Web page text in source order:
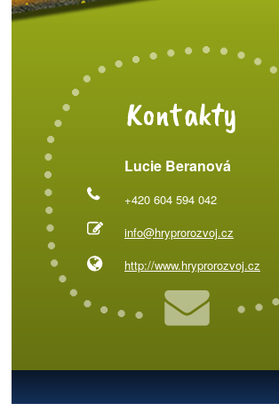
Kontakty
Lucie Beranová
+420 604 594 042
info@hryprorozvoj.cz
http://www.hryprorozvoj.cz